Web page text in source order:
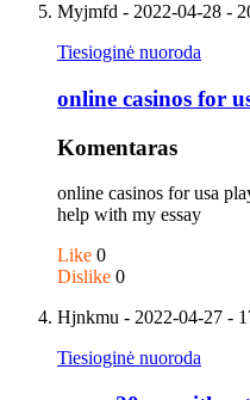
Myjmfd - 2022-04-28 -
Tiesioginė nuoroda
online casinos for
Komentaras
online casinos for usa
help with my essay
Like 0
Dislike 0
Hjnkmu - 2022-04-27 -
Tiesioginė nuoroda